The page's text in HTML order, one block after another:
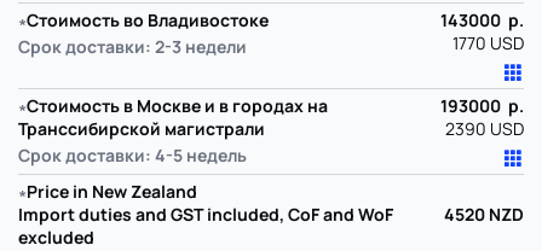
∗Стоимость во Владивостоке
Срок доставки: 2-3 недели
143000 р.
1770 USD
∗Стоимость в Москве и в городах на
Транссибирской магистрали
Срок доставки: 4-5 недель
193000 р.
2390 USD
∗Price in New Zealand
Import duties and GST included, CoF and WoF
excluded
4520 NZD